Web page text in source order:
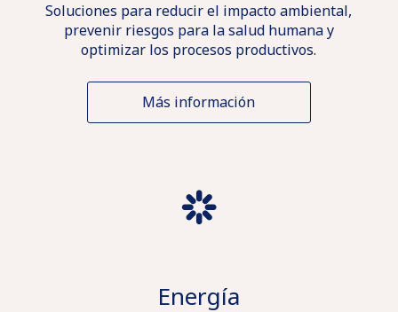
Soluciones para reducir el impacto ambiental,
prevenir riesgos para la salud humana y
optimizar los procesos productivos.
Más información
Energía